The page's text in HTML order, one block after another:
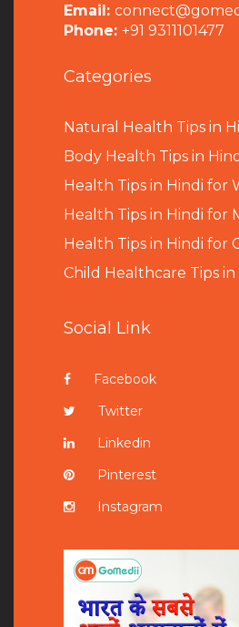
Email:
Phone: +91 9311101477
Categories
Natural Health Tips in
Body Health Tips in
Health Tips in Hindi for
Health Tips in Hindi for
Health Tips in Hindi for
Child Healthcare Tips in
Social Link
Facebook
Twitter
Linkedin
Pinterest
Instagram